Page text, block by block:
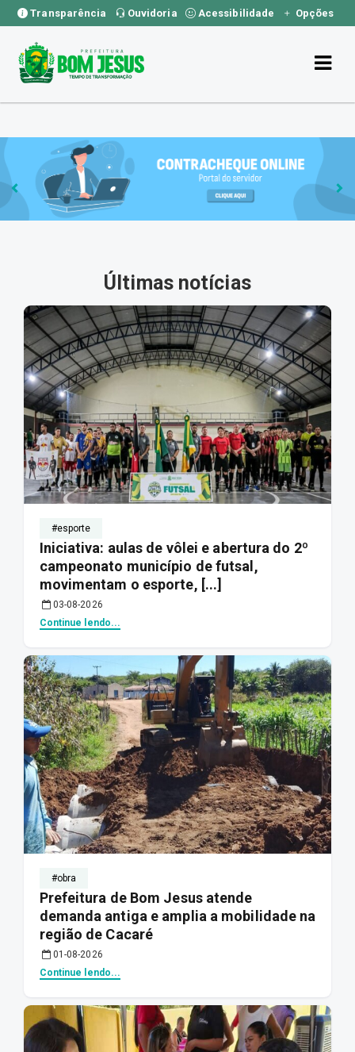
Transparência Ouvidoria Acessibilidade Opções
Últimas notícias
#esporte
Iniciativa: aulas de vôlei e abertura do 2º
campeonato município de futsal,
movimentam o esporte, [...]
03-08-2026
Continue lendo...
#obra
Prefeitura de Bom Jesus atende
demanda antiga e amplia a mobilidade na
região de Cacaré
01-08-2026
Continue lendo...